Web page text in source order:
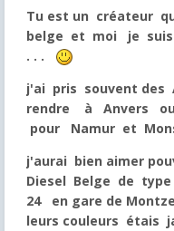
Tu est un créateur
belge et moi je
. . .
j'ai pris souvent
rendre à Anvers
pour Namur et
j'aurai bien aimer
Diesel Belge de
24 en gare de
leurs couleurs étais